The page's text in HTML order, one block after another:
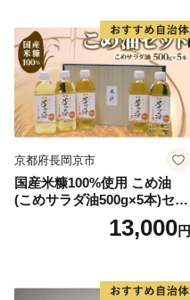
京都府長岡京市
国産米糠100%使用 こめ油
(こめサラダ油500g×5本)セッ
13,000円